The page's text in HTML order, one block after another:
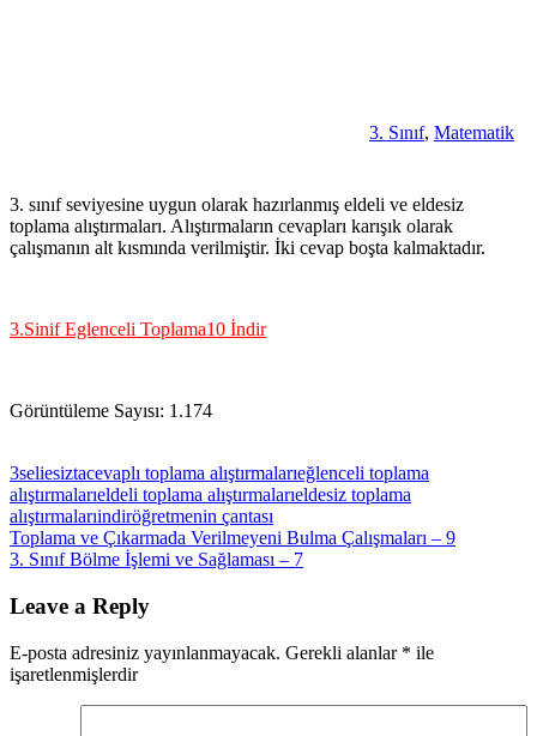
3. Sınıf, Matematik
3. sınıf seviyesine uygun olarak hazırlanmış eldeli ve eldesiz
toplama alıştırmaları. Alıştırmaların cevapları karışık olarak
çalışmanın alt kısmında verilmiştir. İki cevap boşta kalmaktadır.
3.Sinif Eglenceli Toplama10 İndir
Görüntüleme Sayısı: 1.174
3seliesiztacevaplı toplama alıştırmalarıeğlenceli toplama
alıştırmalarıeldeli toplama alıştırmalarıeldesiz toplama
alıştırmalarıindiröğretmenin çantası
Yazı
gezinmesi
Previous
Post:
Toplama ve Çıkarmada Verilmeyeni Bulma Çalışmaları – 9
Next
3. Sınıf Bölme İşlemi ve Sağlaması – 7
Leave a Reply
E-posta adresiniz yayınlanmayacak. Gerekli alanlar * ile
işaretlenmişlerdir